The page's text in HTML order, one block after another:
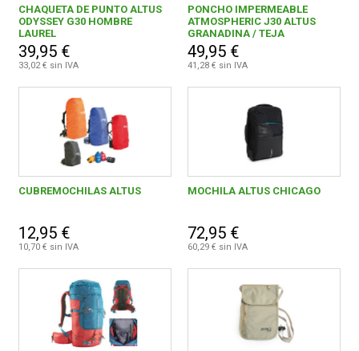
CHAQUETA DE PUNTO ALTUS
ODYSSEY G30 HOMBRE
LAUREL
39,95 €
33,02 € sin IVA
PONCHO IMPERMEABLE
ATMOSPHERIC J30 ALTUS
GRANADINA / TEJA
49,95 €
41,28 € sin IVA
CUBREMOCHILAS ALTUS
12,95 €
10,70 € sin IVA
MOCHILA ALTUS CHICAGO
72,95 €
60,29 € sin IVA